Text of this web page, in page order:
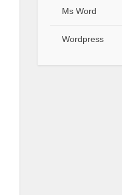
Ms Word
Wordpress